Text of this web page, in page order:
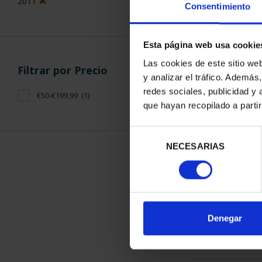
Consentimiento
Esta página web usa
Las cookies de este sitio
y analizar el tráfico.
redes sociales, publicidad y
que hayan recopilado a
consentimiento
NECESARIAS
Denegar
Filtrar por Precio
€50-€199,99 (1)
CAPITALES
ORDENAR POR: